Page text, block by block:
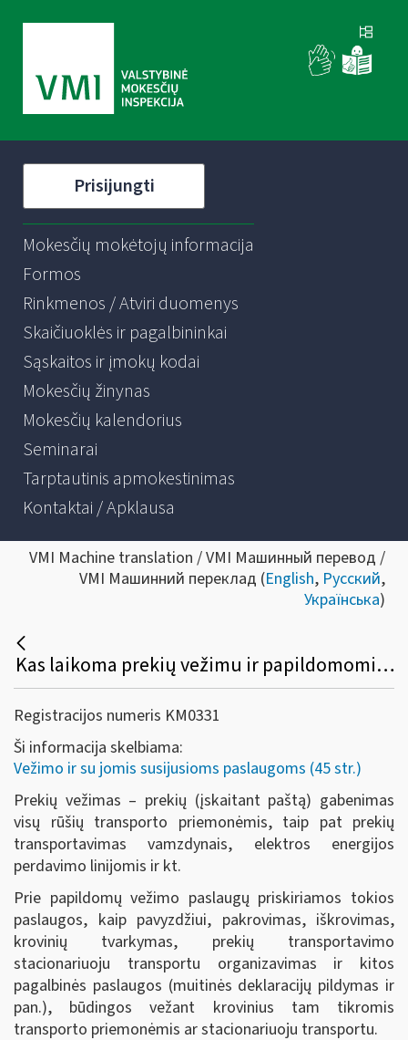
Prisijungti
Mokesčių mokėtojų informacija
Formos
Rinkmenos / Atviri duomenys
Skaičiuoklės ir pagalbininkai
Sąskaitos ir įmokų kodai
Mokesčių žinynas
Mokesčių kalendorius
Seminarai
Tarptautinis apmokestinimas
Kontaktai / Apklausa
VMI Machine translation / VMI Машинный перевод /
VMI Машинний переклад (English, Русский,
Українська)
Kas laikoma prekių vežimu ir papildomomis vežimo paslaugomis?
Registracijos numeris KM0331
Ši informacija skelbiama:
Vežimo ir su jomis susijusioms paslaugoms (45 str.)
Prekių vežimas – prekių (įskaitant paštą) gabenimas
visų rūšių transporto priemonėmis, taip pat prekių
transportavimas vamzdynais, elektros energijos
perdavimo linijomis ir kt.
Prie papildomų vežimo paslaugų priskiriamos tokios
paslaugos, kaip pavyzdžiui, pakrovimas, iškrovimas,
krovinių tvarkymas, prekių transportavimo
stacionariuoju transportu organizavimas ir kitos
pagalbinės paslaugos (muitinės deklaracijų pildymas ir
pan.), būdingos vežant krovinius tam tikromis
transporto priemonėmis ar stacionariuoju transportu.